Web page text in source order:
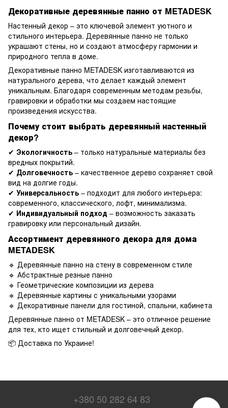
Декоративные деревянные панно от METADESK
Настенный декор – это ключевой элемент уютного и
стильного интерьера. Деревянные панно не только
украшают стены, но и создают атмосферу гармонии и
природного тепла в доме.
Декоративные панно METADESK изготавливаются из
натурального дерева, что делает каждый элемент
уникальным. Благодаря современным методам резьбы,
гравировки и обработки мы создаем настоящие
произведения искусства.
Почему стоит выбрать деревянный настенный
декор?
✔ Экологичность – только натуральные материалы без
вредных покрытий.
✔ Долговечность – качественное дерево сохраняет свой
вид на долгие годы.
✔ Универсальность – подходит для любого интерьера:
современного, классического, лофт, минимализма.
✔ Индивидуальный подход – возможность заказать
гравировку или персональный дизайн.
Ассортимент деревянного декора для дома
METADESK
🔹 Деревянные панно на стену в современном стиле
🔹 Абстрактные резные панно
🔹 Геометрические композиции из дерева
🔹 Деревянные картины с уникальными узорами
🔹 Декоративные панели для гостиной, спальни, кабинета
Деревянные панно от METADESK – это отличное решение
для тех, кто ищет стильный и долговечный декор.
📦 Доставка по Украине!
+380 50 282 64 83